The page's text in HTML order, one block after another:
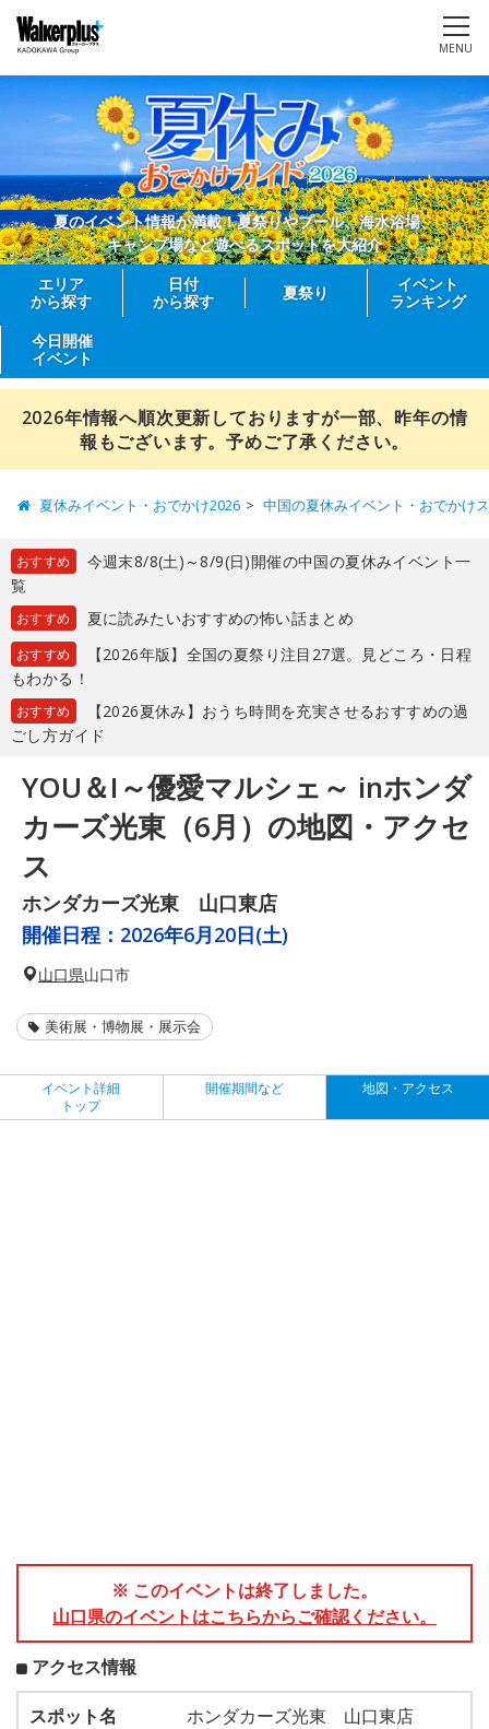
MENU
夏のイベント情報が満載！夏祭りやプール、海水浴場、
キャンプ場など遊べるスポットを大紹介
エリア
から探す
日付
から探す
夏祭り
イベント
ランキング
今日開催
イベント
2026年情報へ順次更新しておりますが一部、昨年の情
報もございます。予めご了承ください。
夏休みイベント・おでかけ2026 中国の夏休みイベント・おでかけ
おすすめ
今週末8/8(土)～8/9(日)開催の中国の夏休みイベント一
覧
おすすめ 夏に読みたいおすすめの怖い話まとめ
おすすめ
【2026年版】全国の夏祭り注目27選。見どころ・日程
もわかる！
おすすめ
【2026夏休み】おうち時間を充実させるおすすめの過
ごし方ガイド
YOU＆I～優愛マルシェ～ inホンダ
カーズ光東（6月）の地図・アクセ
ス
ホンダカーズ光東 山口東店
開催日程： 2026年6月20日(土)
山口県山口市
美術展・博物展・展示会
イベント詳細
トップ
開催期間など 地図・アクセス
※ このイベントは終了しました。
山口県のイベントはこちらからご確認ください。
アクセス情報
スポット名
ホンダカーズ光東 山口東店